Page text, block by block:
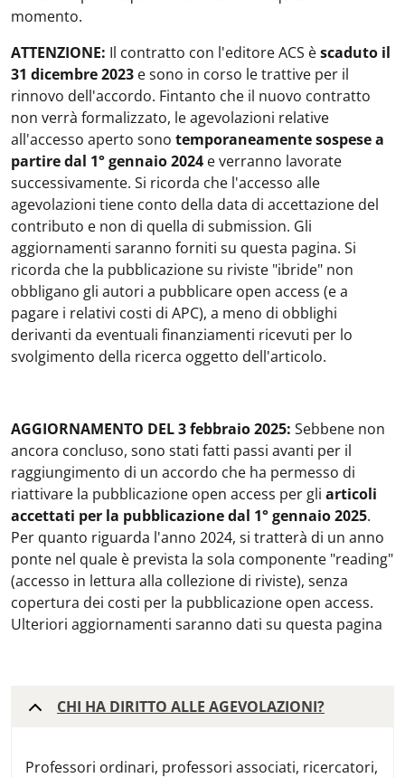
momento.
ATTENZIONE: Il contratto con l'editore ACS èscaduto il
31 dicembre 2023 e sono in corso le trattive per il
rinnovo dell'accordo. Fintanto che il nuovo contratto
non verrà formalizzato, le agevolazioni relative
all'accesso aperto sono temporaneamente sospese a
partire dal 1° gennaio 2024 e verranno lavorate
successivamente. Si ricorda che l'accesso alle
agevolazioni tiene conto della data di accettazione del
contributo e non di quella di submission. Gli
aggiornamenti saranno forniti su questa pagina. Si
ricorda che la pubblicazione su riviste "ibride" non
obbligano gli autori a pubblicare open access (e a
pagare i relativi costi di APC), a meno di obblighi
derivanti da eventuali finanziamenti ricevuti per lo
svolgimento della ricerca oggetto dell'articolo.
AGGIORNAMENTO DEL 3 febbraio 2025: Sebbene non
ancora concluso, sono stati fatti passi avanti per il
raggiungimento di un accordo che ha permesso di
riattivare la pubblicazione open access per gli articoli
accettati per la pubblicazione dal 1° gennaio 2025.
Per quanto riguarda l'anno 2024, si tratterà di un anno
ponte nel quale è prevista la sola componente "reading"
(accesso in lettura alla collezione di riviste), senza
copertura dei costi per la pubblicazione open access.
Ulteriori aggiornamenti saranno dati su questa pagina
CHI HA DIRITTO ALLE AGEVOLAZIONI?
Professori ordinari, professori associati, ricercatori,